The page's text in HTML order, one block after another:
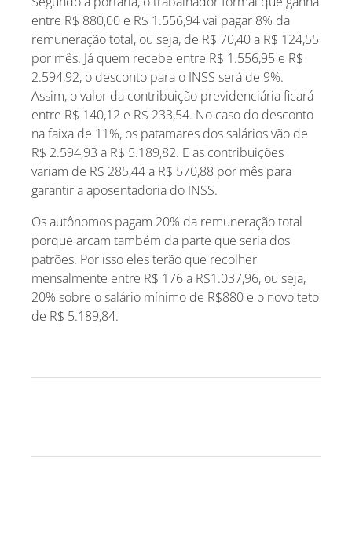
entre R$ 880,00 e R$ 1.556,94 vai pagar 8% da
remuneração total, ou seja, de R$ 70,40 a R$ 124,55
por mês. Já quem recebe entre R$ 1.556,95 e R$
2.594,92, o desconto para o INSS será de 9%.
Assim, o valor da contribuição previdenciária ficará
entre R$ 140,12 e R$ 233,54. No caso do desconto
na faixa de 11%, os patamares dos salários vão de
R$ 2.594,93 a R$ 5.189,82. E as contribuições
variam de R$ 285,44 a R$ 570,88 por mês para
garantir a aposentadoria do INSS.
Os autônomos pagam 20% da remuneração total
porque arcam também da parte que seria dos
patrões. Por isso eles terão que recolher
mensalmente entre R$ 176 a R$1.037,96, ou seja,
20% sobre o salário mínimo de R$880 e o novo teto
de R$ 5.189,84.